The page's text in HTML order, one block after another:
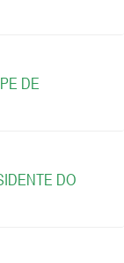
DE
DO